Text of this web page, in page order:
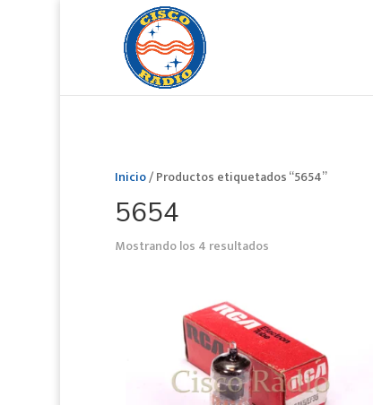
Inicio/ Productos etiquetados “5654”
5654
Mostrando los 4 resultados